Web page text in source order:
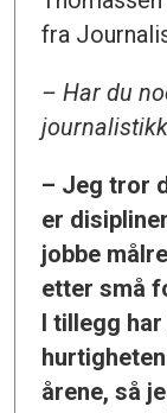
fra
– Har du
– Jeg tror
er
jobbe
etter små
I tillegg
årene, så